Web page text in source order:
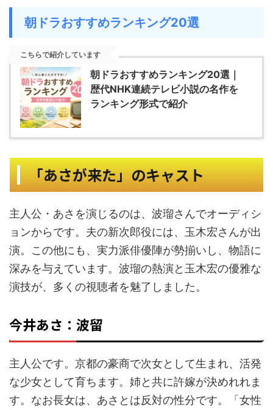
朝ドラおすすめランキング20選
こちらで紹介しています
朝ドラおすすめランキング20選｜
歴代NHK連続テレビ小説の名作を
ランキング形式で紹介
「あさが来た」のキャスト
主人公・あさを演じるのは、波瑠さんでオーディシ
ョンからです。夫の新次郎役には、玉木宏さんが出
演。この他にも、実力派俳優陣が勢揃いし、物語に
深みを与えています。波瑠の熱演と玉木宏の優雅な
演技が、多くの視聴者を魅了しました。
今井あさ：波留
主人公です。京都の豪商で次女として生まれ、活発
な少女として育ちます。姉と共に許嫁が決めれれま
す。なお長女は、あさとは反対の性分です。「女性